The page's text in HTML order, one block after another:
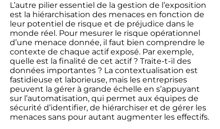
L’autre pilier essentiel de la gestion de l’exposition
est la hiérarchisation des menaces en fonction de
leur potentiel de risque et de préjudice dans le
monde réel. Pour mesurer le risque opérationnel
d’une menace donnée, il faut bien comprendre le
contexte de chaque actif exposé. Par exemple,
quelle est la finalité de cet actif ? Traite-t-il des
données importantes ? La contextualisation est
fastidieuse et laborieuse, mais les entreprises
peuvent la gérer à grande échelle en s’appuyant
sur l’automatisation, qui permet aux équipes de
sécurité d’identifier, de hiérarchiser et de gérer les
menaces sans pour autant augmenter les effectifs.